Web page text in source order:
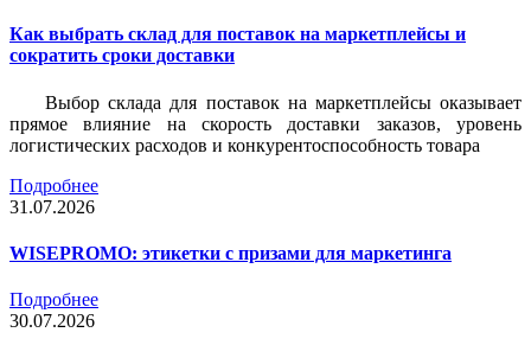
Как выбрать склад для поставок на маркетплейсы и
сократить сроки доставки
Выбор склада для поставок на маркетплейсы оказывает
прямое влияние на скорость доставки заказов, уровень
логистических расходов и конкурентоспособность товара
Подробнее
31.07.2026
WISEPROMO: этикетки с призами для маркетинга
Подробнее
30.07.2026